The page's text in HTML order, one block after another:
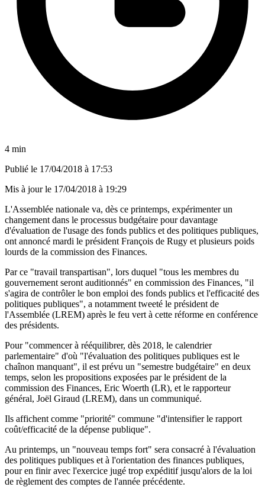
4 min
Publié le 17/04/2018 à 17:53
Mis à jour le 17/04/2018 à 19:29
L'Assemblée nationale va, dès ce printemps, expérimenter un
changement dans le processus budgétaire pour davantage
d'évaluation de l'usage des fonds publics et des politiques publiques,
ont annoncé mardi le président François de Rugy et plusieurs poids
lourds de la commission des Finances.
Par ce "travail transpartisan", lors duquel "tous les membres du
gouvernement seront auditionnés" en commission des Finances, "il
s'agira de contrôler le bon emploi des fonds publics et l'efficacité des
politiques publiques", a notamment tweeté le président de
l'Assemblée (LREM) après le feu vert à cette réforme en conférence
des présidents.
Pour "commencer à rééquilibrer, dès 2018, le calendrier
parlementaire" d'où "l'évaluation des politiques publiques est le
chaînon manquant", il est prévu un "semestre budgétaire" en deux
temps, selon les propositions exposées par le président de la
commission des Finances, Eric Woerth (LR), et le rapporteur
général, Joël Giraud (LREM), dans un communiqué.
Ils affichent comme "priorité" commune "d'intensifier le rapport
coût/efficacité de la dépense publique".
Au printemps, un "nouveau temps fort" sera consacré à l'évaluation
des politiques publiques et à l'orientation des finances publiques,
pour en finir avec l'exercice jugé trop expéditif jusqu'alors de la loi
de règlement des comptes de l'année précédente.